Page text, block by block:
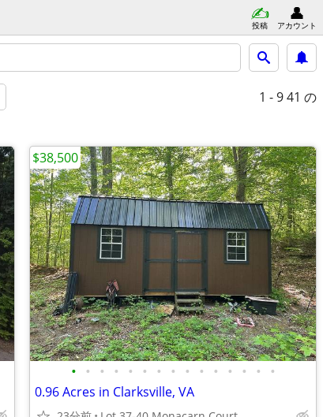
投稿 アカウント
1 - 941 の
• • • • • • • • • • • • • • •
0.96 Acres in Clarksville, VA
$38,500